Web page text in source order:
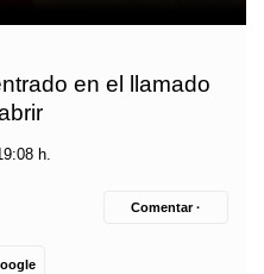
en el llamado
h.
Comentar ·